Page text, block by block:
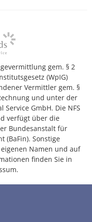
gem. § 2
(WpIG)
Vermittler gem. §
und unter der
GmbH. Die NFS
verfügt über die
Bundesanstalt für
(BaFin). Sonstige
Namen und auf
finden Sie in